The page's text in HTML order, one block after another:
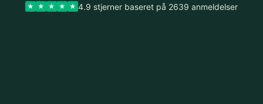
4.9 stjerner baseret på 2639 anmeldelser